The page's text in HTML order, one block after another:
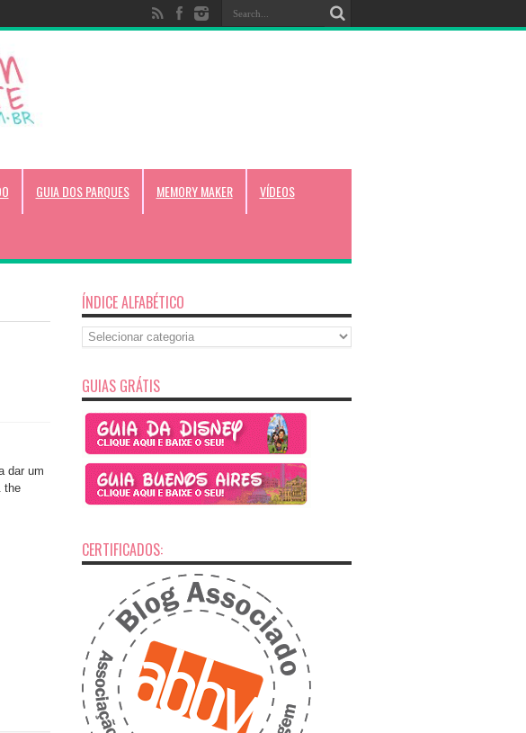
GUIA DOS PARQUES MEMORY MAKER VÍDEOS
dar um
the
ÍNDICE ALFABÉTICO
Índice
Alfabético
GUIAS GRÁTIS
CERTIFICADOS: